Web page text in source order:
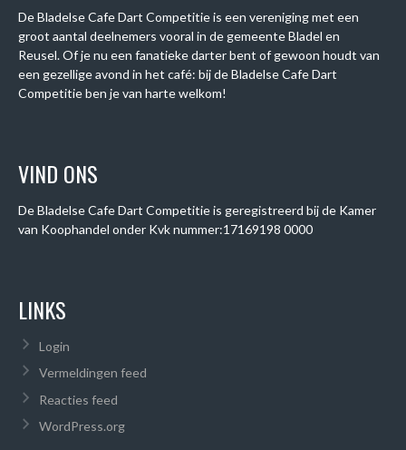
De Bladelse Cafe Dart Competitie is een vereniging met een
groot aantal deelnemers vooral in de gemeente Bladel en
Reusel. Of je nu een fanatieke darter bent of gewoon houdt van
een gezellige avond in het café: bij de Bladelse Cafe Dart
Competitie ben je van harte welkom!
VIND ONS
De Bladelse Cafe Dart Competitie is geregistreerd bij de Kamer
van Koophandel onder Kvk nummer:17169198 0000
LINKS
Login
Vermeldingen feed
Reacties feed
WordPress.org